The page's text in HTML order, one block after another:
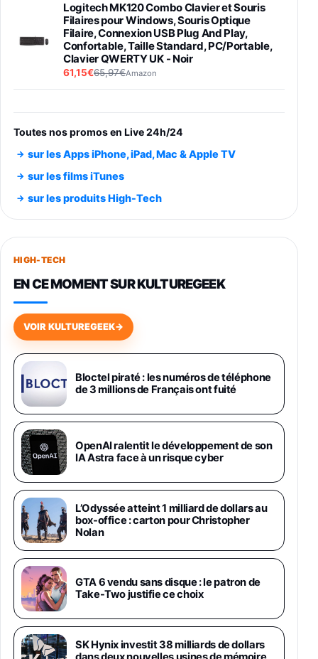
Logitech MK120 Combo Clavier et Souris
Filaires pour Windows, Souris Optique
Filaire, Connexion USB Plug And Play,
Confortable, Taille Standard, PC/Portable,
Clavier QWERTY UK - Noir
61,15€65,97€Amazon
entraénement direct 3 vitesses (33-45-78
trs/min) avec pre-ampli intégré et port USB
Smartphone SAMSUNG Galaxy S26 Ultra
891,99€1199€Fnac (Vendeur Tiers)
Smartphone SAMSUNG Galaxy S26+ Violet
749,99€
648,63€834,71€
Samsung Galaxy Miracle Ultra, Smartphone
Android 5G avec Galaxy AI, 512 Go,
Chargeur Secteur Rapide 25W Inclus,
Smartphone déverrouillé, Noir, Version FR
1019€
Galaxy S26 Ultra 512 Go Bleu
1019€1399€Fnac (Vendeur Tiers)
Galaxy S26 Ultra 256 Go Violet
892€1199€Fnac (Vendeur Tiers)
Philips SHK2000BL - Casque Enfant - Bleu &
Répartiteur Audio 5 Casques, Blanc
24,94€ 29,96€Fnac (Vendeur Tiers)
Asus RT-AC59U Routeur sans Fil Double
Bande Gigabit (Serveur et Client VPN, Triple
Vlan, Mode Point d'accès et Bridge, contrôle
Parental, Qos)
Toutes nos promos en Live 24h/24
sur les Apps iPhone, iPad, Mac & Apple TV
sur les films iTunes
sur les produits High-Tech
HIGH-TECH
EN CE MOMENT SUR KULTUREGEEK
VOIR KULTUREGEEK→
Bloctel piraté : les numéros de téléphone
de 3 millions de Français ont fuité
OpenAI ralentit le développement de son
IA Astra face à un risque cyber
L’Odyssée atteint 1 milliard de dollars au
box-office : carton pour Christopher
Nolan
GTA 6 vendu sans disque : le patron de
Take-Two justifie ce choix
SK Hynix investit 38 milliards de dollars